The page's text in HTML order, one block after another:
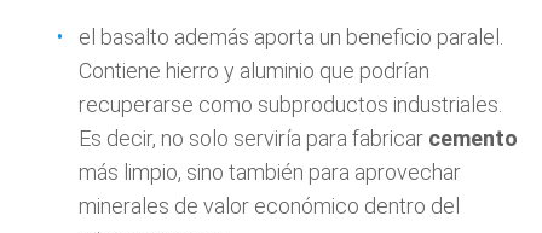
el basalto además aporta un beneficio paralel.
Contiene hierro y aluminio que podrían
recuperarse como subproductos industriales.
Es decir, no solo serviría para fabricar cemento
más limpio, sino también para aprovechar
minerales de valor económico dentro del